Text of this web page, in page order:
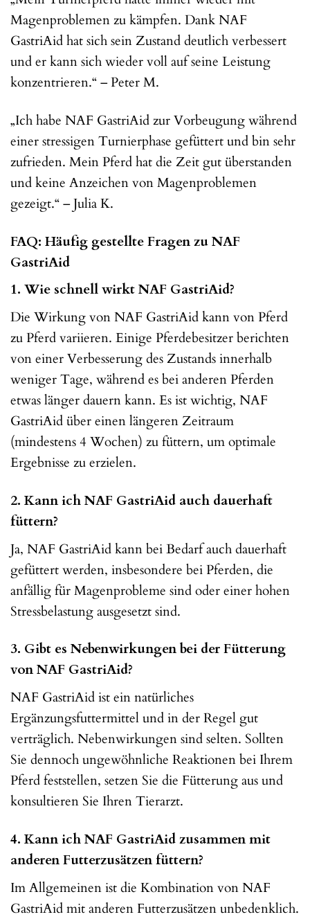
Magenproblemen zu kämpfen. Dank NAF
GastriAid hat sich sein Zustand deutlich verbessert
und er kann sich wieder voll auf seine Leistung
konzentrieren.“ – Peter M.
„Ich habe NAF GastriAid zur Vorbeugung während
einer stressigen Turnierphase gefüttert und bin sehr
zufrieden. Mein Pferd hat die Zeit gut überstanden
und keine Anzeichen von Magenproblemen
gezeigt.“ – Julia K.
FAQ: Häufig gestellte Fragen zu NAF
GastriAid
1. Wie schnell wirkt NAF GastriAid?
Die Wirkung von NAF GastriAid kann von Pferd
zu Pferd variieren. Einige Pferdebesitzer berichten
von einer Verbesserung des Zustands innerhalb
weniger Tage, während es bei anderen Pferden
etwas länger dauern kann. Es ist wichtig, NAF
GastriAid über einen längeren Zeitraum
(mindestens 4 Wochen) zu füttern, um optimale
Ergebnisse zu erzielen.
2. Kann ich NAF GastriAid auch dauerhaft
füttern?
Ja, NAF GastriAid kann bei Bedarf auch dauerhaft
gefüttert werden, insbesondere bei Pferden, die
anfällig für Magenprobleme sind oder einer hohen
Stressbelastung ausgesetzt sind.
3. Gibt es Nebenwirkungen bei der Fütterung
von NAF GastriAid?
NAF GastriAid ist ein natürliches
Ergänzungsfuttermittel und in der Regel gut
verträglich. Nebenwirkungen sind selten. Sollten
Sie dennoch ungewöhnliche Reaktionen bei Ihrem
Pferd feststellen, setzen Sie die Fütterung aus und
konsultieren Sie Ihren Tierarzt.
4. Kann ich NAF GastriAid zusammen mit
anderen Futterzusätzen füttern?
Im Allgemeinen ist die Kombination von NAF
GastriAid mit anderen Futterzusätzen unbedenklich.